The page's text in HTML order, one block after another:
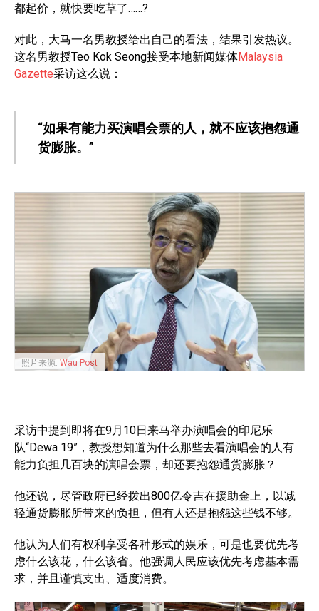
都起价，就快要吃草了……?
对此，大马一名男教授给出自己的看法，结果引发热议。
这名男教授Teo Kok Seong接受本地新闻媒体Malaysia
Gazette采访这么说：
“如果有能力买演唱会票的人，就不应该抱怨通
货膨胀。”
照片来源: Wau Post
采访中提到即将在9月10日来马举办演唱会的印尼乐
队“Dewa 19”，教授想知道为什么那些去看演唱会的人有
能力负担几百块的演唱会票，却还要抱怨通货膨胀？
他还说，尽管政府已经拨出800亿令吉在援助金上，以减
轻通货膨胀所带来的负担，但有人还是抱怨这些钱不够。
他认为人们有权利享受各种形式的娱乐，可是也要优先考
虑什么该花，什么该省。他强调人民应该优先考虑基本需
求，并且谨慎支出、适度消费。